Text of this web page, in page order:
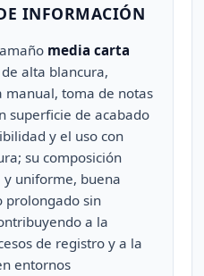
INFORMACIÓN
media carta
alta blancura,
manual, toma de notas
superficie de acabado
y el uso con
su composición
uniforme, buena
prolongado sin
a la
de registro y a la
entornos